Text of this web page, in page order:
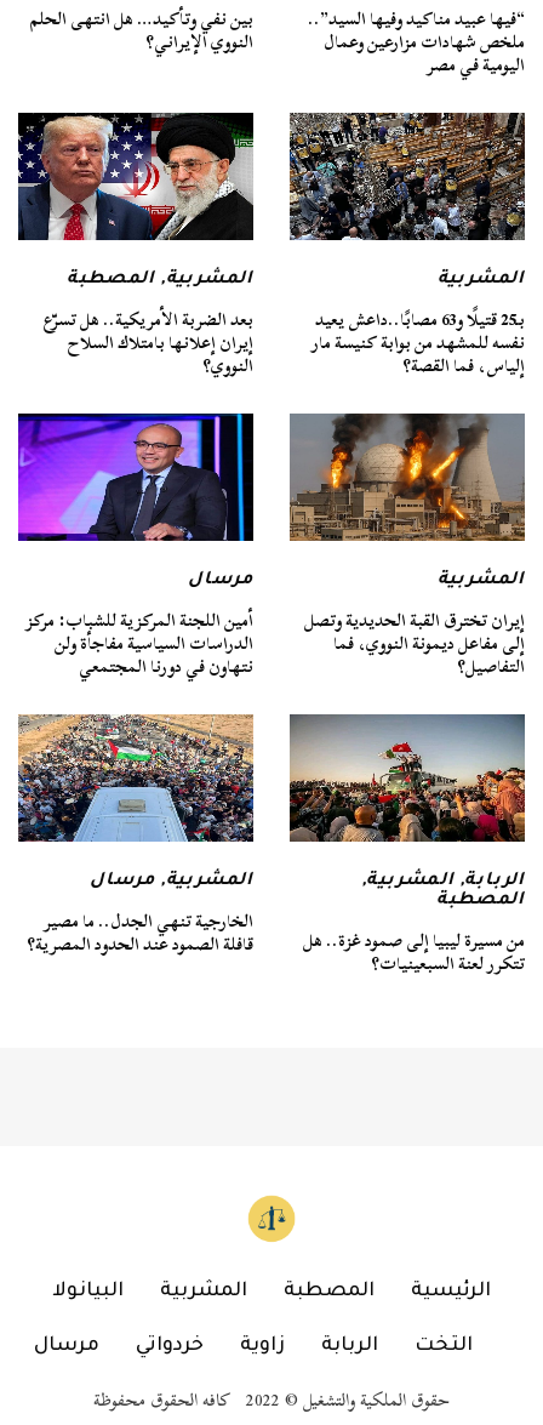
“فيها عبيد مناكيد وفيها السيد”..
ملخص شهادات مزارعين وعمال
اليومية في مصر
بين نفي وتأكيد… هل انتهى الحلم
النووي الإيراني؟
المشربية
بـ25 قتيلًا و63 مصابًا..داعش يعيد
نفسه للمشهد من بوابة كنيسة مار
إلياس، فما القصة؟
المشربية,المصطبة
بعد الضربة الأمريكية.. هل تسرّع
إيران إعلانها بامتلاك السلاح
النووي؟
المشربية
إيران تخترق القبة الحديدية وتصل
إلى مفاعل ديمونة النووي، فما
التفاصيل؟
مرسال
أمين اللجنة المركزية للشباب: مركز
الدراسات السياسية مفاجأة ولن
نتهاون في دورنا المجتمعي
الربابة,المشربية,
المصطبة
من مسيرة ليبيا إلى صمود غزة.. هل
تتكرر لعنة السبعينيات؟
المشربية,مرسال
الخارجية تنهي الجدل.. ما مصير
قافلة الصمود عند الحدود المصرية؟
الرئيسية المصطبة المشربية البيانولا
التخت الربابة زاوية خردواتي مرسال
حقوق الملكية والتشغيل © 2022 كافه الحقوق محفوظة